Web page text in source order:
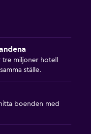
miljoner hotell
ställe.
boenden med